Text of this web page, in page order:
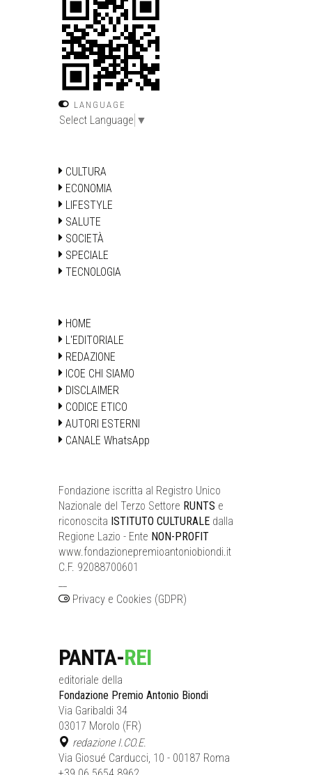
LANGUAGE
Select Language ▼
CULTURA
ECONOMIA
LIFESTYLE
SALUTE
SOCIETÀ
SPECIALE
TECNOLOGIA
HOME
L'EDITORIALE
REDAZIONE
ICOE CHI SIAMO
DISCLAIMER
CODICE ETICO
AUTORI ESTERNI
CANALE WhatsApp
Fondazione iscritta al Registro Unico
Nazionale del Terzo Settore RUNTS e
riconoscita ISTITUTO CULTURALE dalla
Regione Lazio - Ente NON-PROFIT
www.fondazionepremioantoniobiondi.it
C.F. 92088700601
Privacy e Cookies (GDPR)
PANTA-REI
editoriale della
Fondazione Premio Antonio Biondi
Via Garibaldi 34
03017 Morolo (FR)
redazione I.CO.E.
Via Giosué Carducci, 10 - 00187 Roma